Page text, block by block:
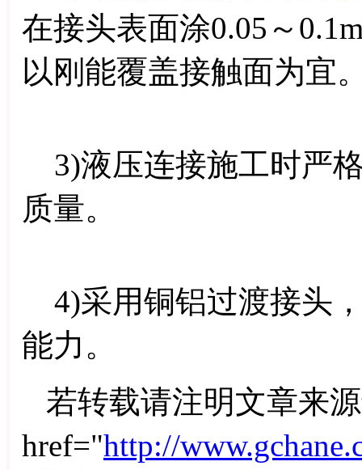
在接头表面涂0.05～
以刚能覆盖接触面为宜
3)液压连接施工时严
质量。
4)采用铜铝过渡接头
能力。
若转载请注明文章来
href="http://